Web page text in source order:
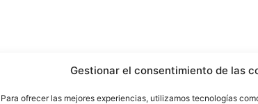
Gestionar el consentimiento de las
Para ofrecer las mejores experiencias, utilizamos tecnologías